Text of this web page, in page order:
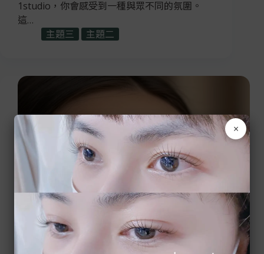
1studio，你會感受到一種與眾不同的氛圍。
這…
主題三
主題二
×